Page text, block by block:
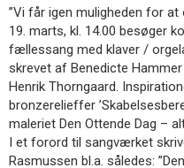
4.0:
Inspiration
5.0:
Værktøjskassen
6.0:
Mission
7.0:
Om
BaptistKirken
8.0:
Kontakt
9.0:
Forside
10.0:
Nyheder
”Vi får igen muligheden for at
19. marts, kl. 14.00 besøger
fællessang med klaver /
skrevet af Benedicte
Henrik Thorngaard.
bronzerelieffer
maleriet Den Ottende Dag –
I et forord til sangværket
Rasmussen bl.a. således: